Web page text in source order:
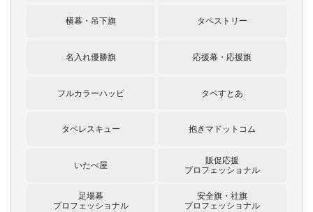
横幕・吊下旗 タペストリー
名入れ優勝旗 応援幕・応援旗
フルカラーハッピ タペすとあ
タペレスキュー 抱きマドットコム
いたべ屋
販促応援
プロフェッショナル
足場幕
プロフェッショナル
安全旗・社旗
プロフェッショナル